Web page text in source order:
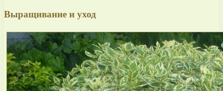
Выращивание и уход